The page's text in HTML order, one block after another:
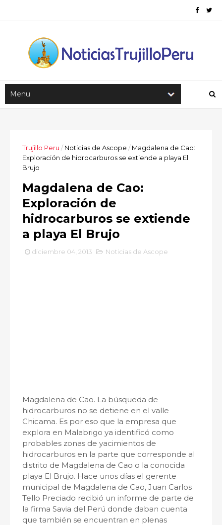
Trujillo Peru / Noticias de Ascope / Magdalena de Cao:
Exploración de hidrocarburos se extiende a playa El
Brujo
Magdalena de Cao:
Exploración de
hidrocarburos se extiende
a playa El Brujo
diciembre 04, 2013 Noticias de Ascope
Magdalena de Cao. La búsqueda de
hidrocarburos no se detiene en el valle
Chicama. Es por eso que la empresa que
explora en Malabrigo ya identificó como
probables zonas de yacimientos de
hidrocarburos en la parte que corresponde al
distrito de Magdalena de Cao o la conocida
playa El Brujo. Hace unos días el gerente
municipal de Magdalena de Cao, Juan Carlos
Tello Preciado recibió un informe de parte de
la firma Savia del Perú donde daban cuenta
que también se encuentran en plenas